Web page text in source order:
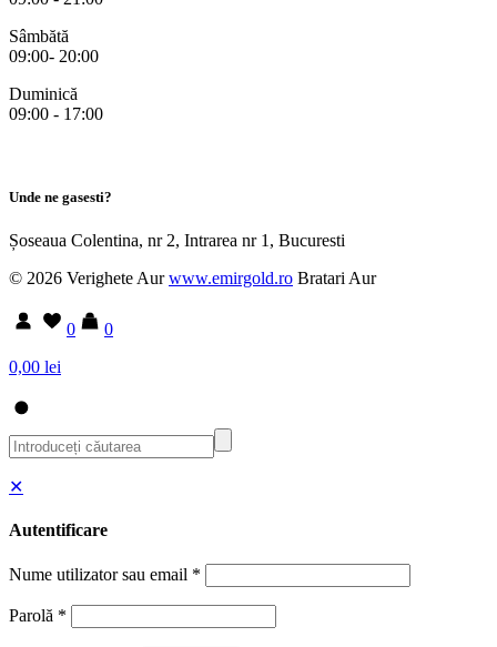
Sâmbătă
09:00- 20:00
Duminică
09:00 - 17:00
Unde ne gasesti?
Șoseaua Colentina, nr 2, Intrarea nr 1, Bucuresti
© 2026 Verighete Aurwww.emirgold.ro Bratari Aur
0
0
0,00 lei
✕
Autentificare
Nume utilizator sau email *
Parolă *